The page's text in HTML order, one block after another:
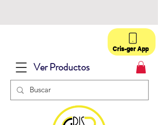
Ver Productos
Cris-ger App